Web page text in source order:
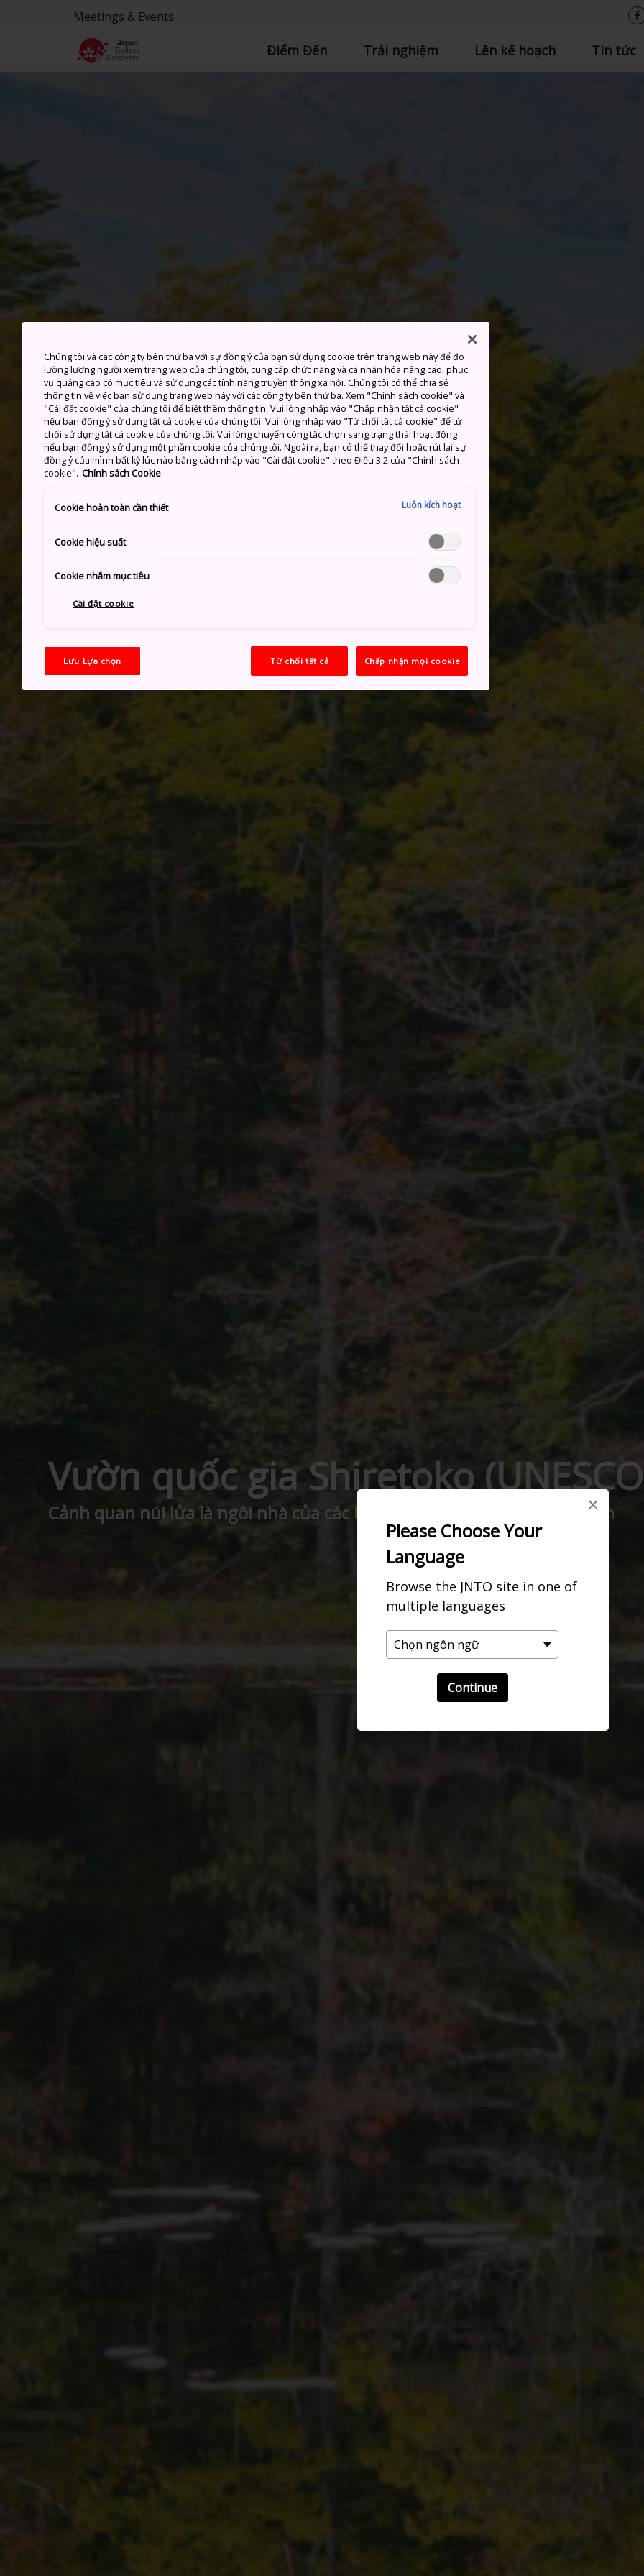
Please Choose Your
Language
Browse the JNTO site in one of
multiple languages
Continue
×
Meetings & Events
Điểm Đến Trải nghiệm Lên kế hoạch Tin tức
Vườn quốc gia Shiretoko
Cảnh quan núi lửa là ngôi nhà của các loài động vật hoang dã quý hiếm
Chúng tôi và các công ty bên thứ ba với sự đồng ý của bạn sử dụng cookie trên trang web này để đo
lường lượng người xem trang web của chúng tôi, cung cấp chức năng và cá nhân hóa nâng cao, phục
vụ quảng cáo có mục tiêu và sử dụng các tính năng truyền thông xã hội. Chúng tôi có thể chia sẻ
thông tin về việc bạn sử dụng trang web này với các công ty bên thứ ba. Xem "Chính sách cookie" và
"Cài đặt cookie" của chúng tôi để biết thêm thông tin. Vui lòng nhấp vào "Chấp nhận tất cả cookie"
nếu bạn đồng ý sử dụng tất cả cookie của chúng tôi. Vui lòng nhấp vào "Từ chối tất cả cookie" để từ
chối sử dụng tất cả cookie của chúng tôi. Vui lòng chuyển công tắc chọn sang trạng thái hoạt động
nếu bạn đồng ý sử dụng một phần cookie của chúng tôi. Ngoài ra, bạn có thể thay đổi hoặc rút lại sự
đồng ý của mình bất kỳ lúc nào bằng cách nhấp vào "Cài đặt cookie" theo Điều 3.2 của "Chính sách
cookie". Chính sách Cookie
Cookie hoàn toàn cần thiết Luôn kích hoạt
Cookie hiệu suất
Cookie nhắm mục tiêu
Cài đặt cookie
Lưu Lựa chọn Từ chối tất cả Chấp nhận mọi cookie